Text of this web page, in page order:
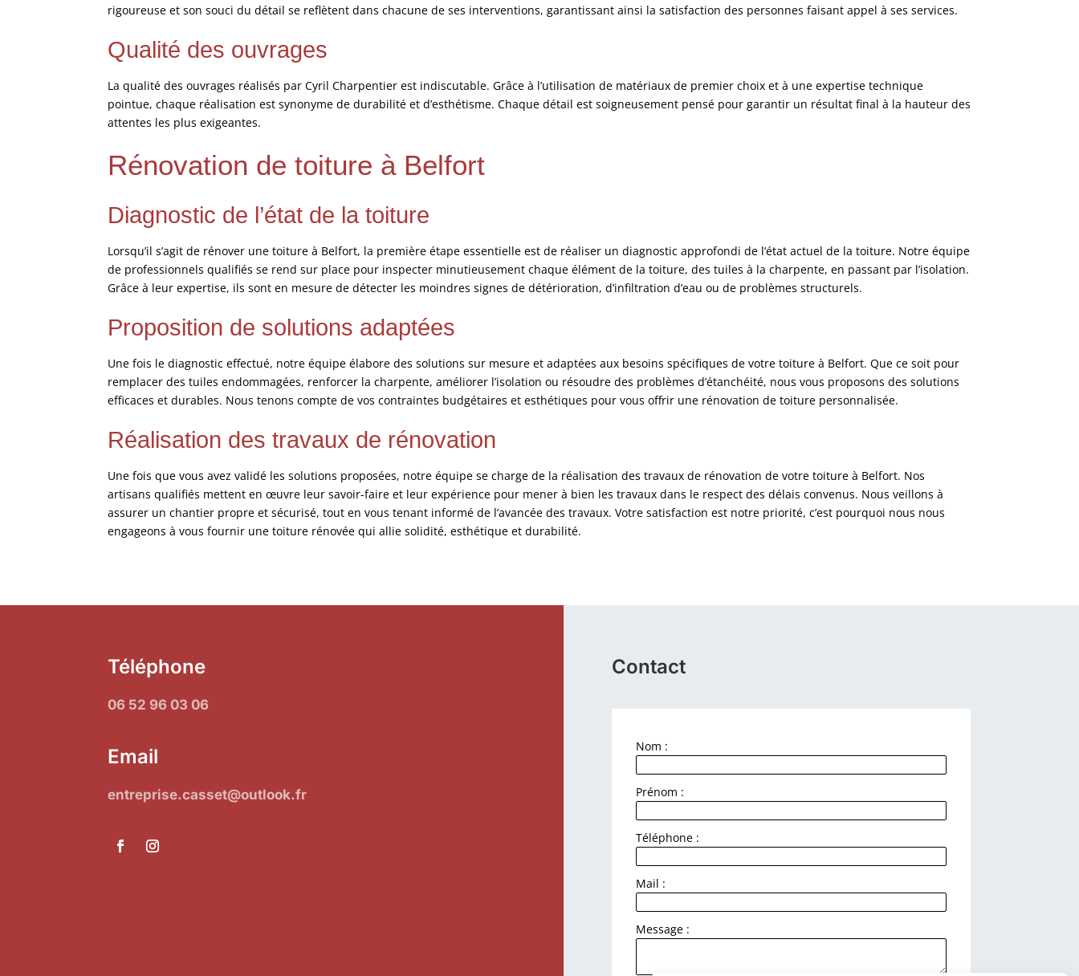
rigoureuse et son souci du détail se reflètent dans chacune de ses interventions, garantissant ainsi la satisfaction des personnes faisant appel à ses services.
Qualité des ouvrages
La qualité des ouvrages réalisés par Cyril Charpentier est indiscutable. Grâce à l’utilisation de matériaux de premier choix et à une expertise technique
pointue, chaque réalisation est synonyme de durabilité et d’esthétisme. Chaque détail est soigneusement pensé pour garantir un résultat final à la hauteur des
attentes les plus exigeantes.
Rénovation de toiture à Belfort
Diagnostic de l’état de la toiture
Lorsqu’il s’agit de rénover une toiture à Belfort, la première étape essentielle est de réaliser un diagnostic approfondi de l’état actuel de la toiture. Notre équipe
de professionnels qualifiés se rend sur place pour inspecter minutieusement chaque élément de la toiture, des tuiles à la charpente, en passant par l’isolation.
Grâce à leur expertise, ils sont en mesure de détecter les moindres signes de détérioration, d’infiltration d’eau ou de problèmes structurels.
Proposition de solutions adaptées
Une fois le diagnostic effectué, notre équipe élabore des solutions sur mesure et adaptées aux besoins spécifiques de votre toiture à Belfort. Que ce soit pour
remplacer des tuiles endommagées, renforcer la charpente, améliorer l’isolation ou résoudre des problèmes d’étanchéité, nous vous proposons des solutions
efficaces et durables. Nous tenons compte de vos contraintes budgétaires et esthétiques pour vous offrir une rénovation de toiture personnalisée.
Réalisation des travaux de rénovation
Une fois que vous avez validé les solutions proposées, notre équipe se charge de la réalisation des travaux de rénovation de votre toiture à Belfort. Nos
artisans qualifiés mettent en œuvre leur savoir-faire et leur expérience pour mener à bien les travaux dans le respect des délais convenus. Nous veillons à
assurer un chantier propre et sécurisé, tout en vous tenant informé de l’avancée des travaux. Votre satisfaction est notre priorité, c’est pourquoi nous nous
engageons à vous fournir une toiture rénovée qui allie solidité, esthétique et durabilité.
Téléphone
06 52 96 03 06
Email
entreprise.casset@outlook.fr
Contact
Nom :
Prénom :
Téléphone :
Mail :
Message :